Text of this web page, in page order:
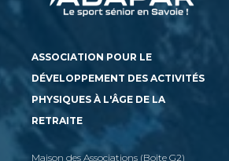
ASSOCIATION POUR LE
DÉVELOPPEMENT DES ACTIVITÉS
PHYSIQUES À L'ÂGE DE LA
RETRAITE
Maison des Associations (Boite G2)